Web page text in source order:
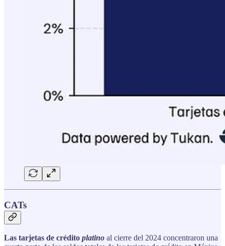
CATs
Las tarjetas de crédito platino al cierre del 2024 concentraron una